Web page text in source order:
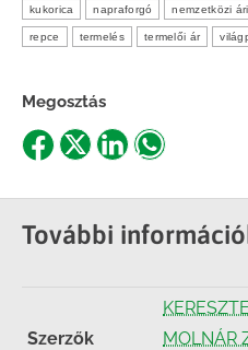
kukorica napraforgó nemzetközi
repce termelés termelői ár
Megosztás
Share
Facebook
Share
X
Share
LinkedIn
Share
WhatsApp
További
Szerzők
MOLNÁR